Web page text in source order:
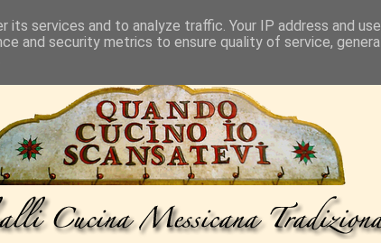
services and to analyze traffic. Your IP address and
and security metrics to ensure quality of service,